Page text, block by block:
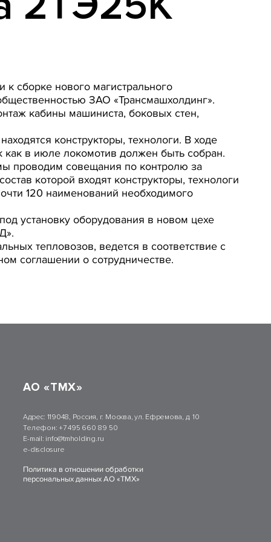
сборке нового магистрального
ЗАО «Трансмашхолдинг».
кабины машиниста, боковых стен,
конструкторы, технологи. В ходе
в июле локомотив должен быть собран.
проводим совещания по контролю за
которой входят конструкторы, технологи
120 наименований необходимого
установку оборудования в новом цехе
тепловозов, ведется в соответствие с
соглашении о сотрудничестве.
АО «ТМХ»
Адрес: 119048, Россия, г. Москва, ул. Ефремова, д. 10
Телефон: +7 495 660 89 50
E-mail: info@tmholding.ru
e-disclosure
Политика в отношении обработки
персональных данных АО «ТМХ»